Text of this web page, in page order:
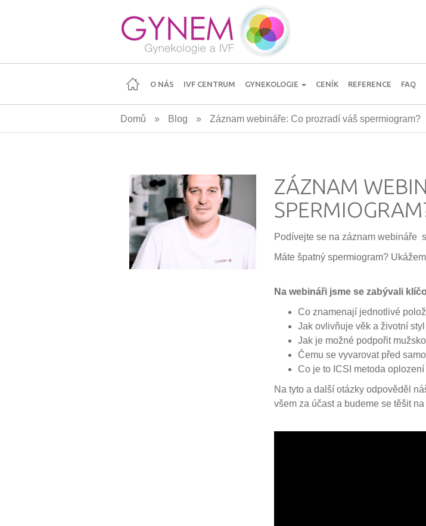
O NÁS IVF CENTRUM GYNEKOLOGIE CENÍK REFERENCE FAQ
Domů » Blog » Záznam webináře: Co prozradí váš spermiogram?
ZÁZNAM
Podívejte se na záznam webináře
Máte špatný spermiogram?
Na webináři jsme se zabývali
Co znamenají jednotlivé
Jak ovlivňuje věk a životní
Jak je možné podpořit
Čemu se vyvarovat před
Co je to ICSI metoda
Na tyto a další otázky odpověděl
všem za účast a budeme se těšit